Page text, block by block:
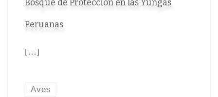
Bosque de Protección en las Yungas
Peruanas
[…]
Aves